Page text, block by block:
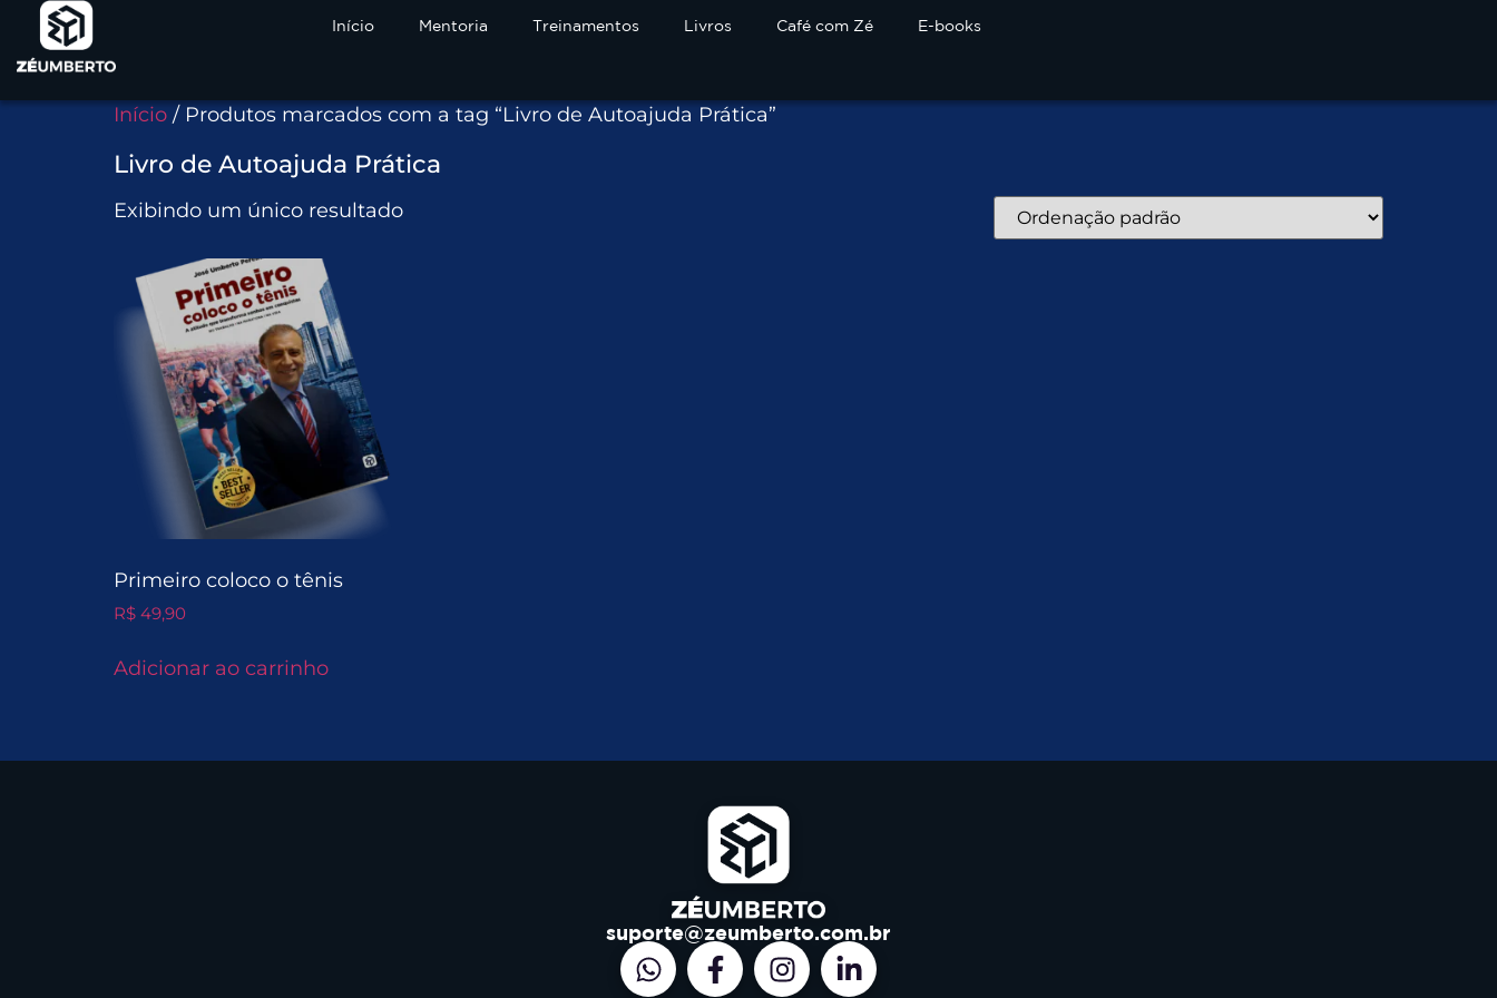
Início Mentoria Treinamentos Livros Café com Zé E-books
Início / Produtos marcados com a tag “Livro de Autoajuda Prática”
Livro de Autoajuda Prática
Exibindo um único resultado
Primeiro coloco o tênis
R$ 49,90
Adicionar ao carrinho
suporte@zeumberto.com.br